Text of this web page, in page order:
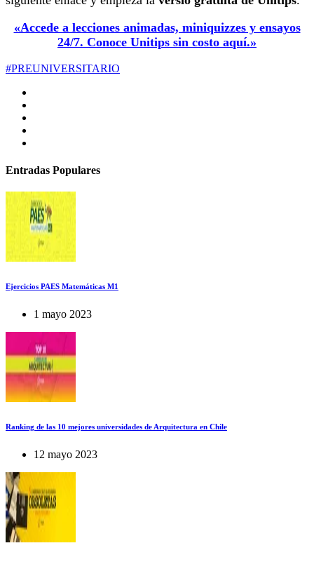
«Accede a lecciones animadas, miniquizzes y ensayos
24/7. Conoce Unitips sin costo aquí.»
#PREUNIVERSITARIO
Entradas Populares
Ejercicios PAES Matemáticas M1
1 mayo 2023
Ranking de las 10 mejores universidades de Arquitectura en Chile
12 mayo 2023